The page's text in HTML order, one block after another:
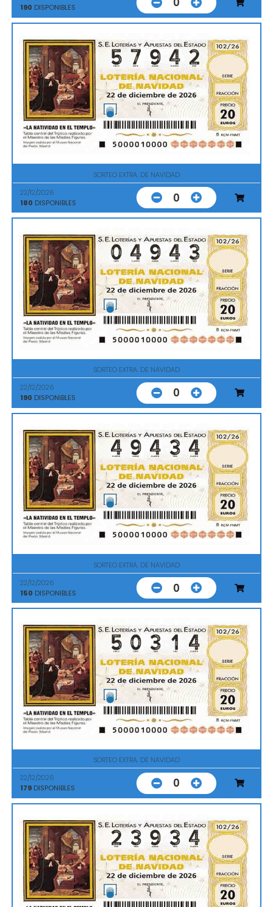
190 DISPONIBLES
SORTEO EXTRA. DE NAVIDAD
22/12/2026
180 DISPONIBLES 0
SORTEO EXTRA. DE NAVIDAD
22/12/2026
190 DISPONIBLES 0
SORTEO EXTRA. DE NAVIDAD
22/12/2026
150 DISPONIBLES 0
SORTEO EXTRA. DE NAVIDAD
22/12/2026
179 DISPONIBLES 0